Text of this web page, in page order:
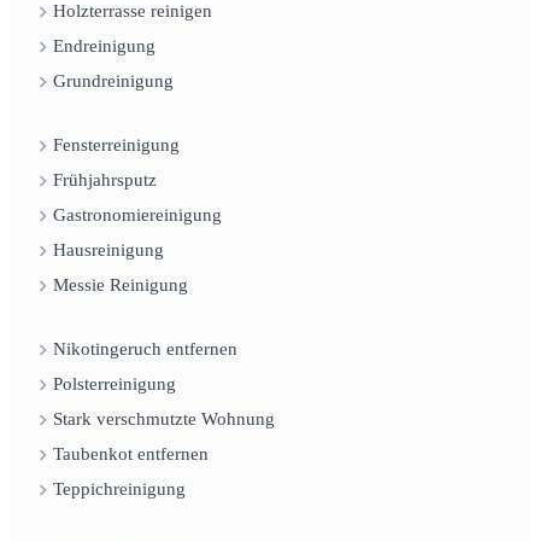
Holzterrasse reinigen
Endreinigung
Grundreinigung
Fensterreinigung
Frühjahrsputz
Gastronomiereinigung
Hausreinigung
Messie Reinigung
Nikotingeruch entfernen
Polsterreinigung
Stark verschmutzte Wohnung
Taubenkot entfernen
Teppichreinigung